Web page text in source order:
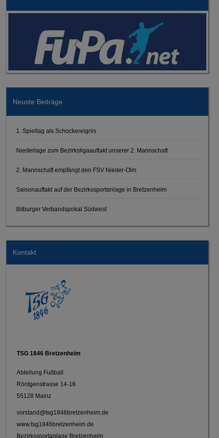
Neuste Beiträge
1. Spieltag als Schockereignis
Niederlage zum Bezirksligaauftakt unserer 2. Mannschaft
2. Mannschaft empfängt den FSV Nieder-Olm
Saisonauftakt auf der Bezirkssportanlage in Bretzenheim
Bitburger Verbandspokal Südwest
Kontakt
TSG 1846 Bretzenheim
Abteilung Fußball
Röntgenstrasse 14-16
55128 Mainz
vorstand@tsg1846bretzenheim.de
www.tsg1846bretzenheim.de
Bezirkssportanlage Bretzenheim